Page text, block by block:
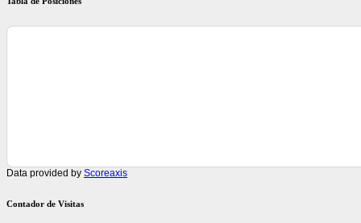
Data provided by Scoreaxis
Contador de Visitas